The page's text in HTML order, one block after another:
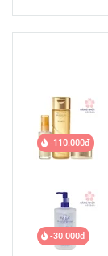
-110.000đ
-30.000đ